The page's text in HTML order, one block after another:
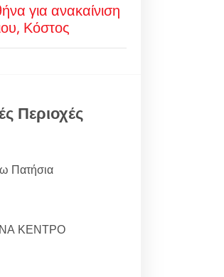
για ανακαίνιση
Κόστος
Περιοχές
Πατήσια
ΚΕΝΤΡΟ